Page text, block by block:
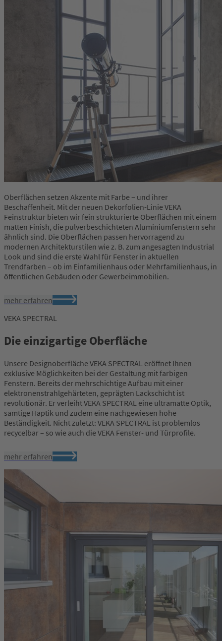
Oberflächen setzen Akzente mit Farbe – und ihrer
Beschaffenheit. Mit der neuen Dekorfolien-Linie VEKA
Feinstruktur bieten wir fein strukturierte Oberflächen mit einem
matten Finish, die pulverbeschichteten Aluminiumfenstern sehr
ähnlich sind. Die Oberflächen passen hervorragend zu
modernen Architekturstilen wie z. B. zum angesagten Industrial
Look und sind die erste Wahl für Fenster in aktuellen
Trendfarben – ob im Einfamilienhaus oder Mehrfamilienhaus, in
öffentlichen Gebäuden oder Gewerbeimmobilien.
mehr erfahren
VEKA SPECTRAL
Die einzigartige Oberfläche
Unsere Designoberfläche VEKA SPECTRAL eröffnet Ihnen
exklusive Möglichkeiten bei der Gestaltung mit farbigen
Fenstern. Bereits der mehrschichtige Aufbau mit einer
elektronenstrahlgehärteten, geprägten Lackschicht ist
revolutionär. Er verleiht VEKA SPECTRAL eine ultramatte Optik,
samtige Haptik und zudem eine nachgewiesen hohe
Beständigkeit. Nicht zuletzt: VEKA SPECTRAL ist problemlos
recycelbar – so wie auch die VEKA Fenster- und Türprofile.
mehr erfahren